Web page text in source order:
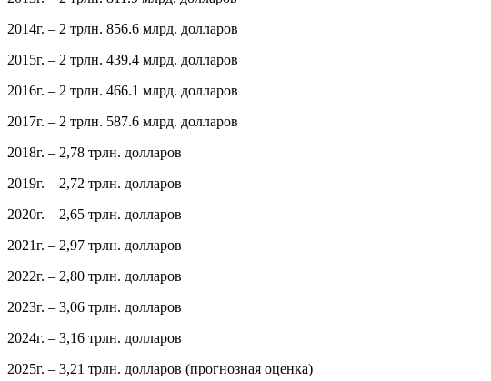
2014г. – 2 трлн. 856.6 млрд. долларов
2015г. – 2 трлн. 439.4 млрд. долларов
2016г. – 2 трлн. 466.1 млрд. долларов
2017г. – 2 трлн. 587.6 млрд. долларов
2018г. – 2,78 трлн. долларов
2019г. – 2,72 трлн. долларов
2020г. – 2,65 трлн. долларов
2021г. – 2,97 трлн. долларов
2022г. – 2,80 трлн. долларов
2023г. – 3,06 трлн. долларов
2024г. – 3,16 трлн. долларов
2025г. – 3,21 трлн. долларов (прогнозная оценка)